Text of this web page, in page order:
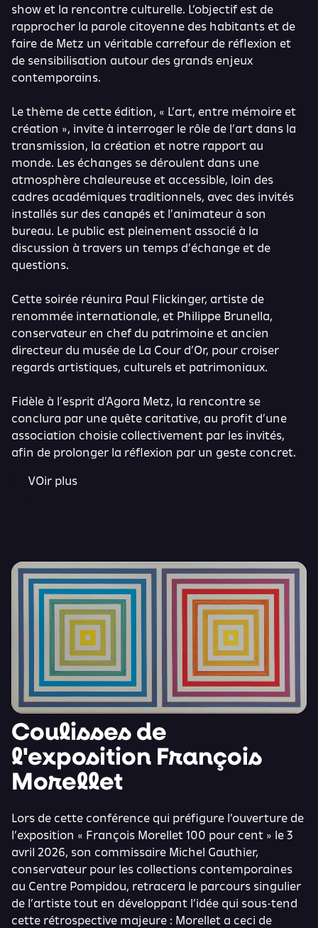
show et la rencontre culturelle. L’objectif est de
rapprocher la parole citoyenne des habitants et de
faire de Metz un véritable carrefour de réflexion et
de sensibilisation autour des grands enjeux
contemporains.
Le thème de cette édition, « L’art, entre mémoire et
création », invite à interroger le rôle de l’art dans la
transmission, la création et notre rapport au
monde. Les échanges se déroulent dans une
atmosphère chaleureuse et accessible, loin des
cadres académiques traditionnels, avec des invités
installés sur des canapés et l’animateur à son
bureau. Le public est pleinement associé à la
discussion à travers un temps d’échange et de
questions.
Cette soirée réunira Paul Flickinger, artiste de
renommée internationale, et Philippe Brunella,
conservateur en chef du patrimoine et ancien
directeur du musée de La Cour d’Or, pour croiser
regards artistiques, culturels et patrimoniaux.
Fidèle à l’esprit d’Agora Metz, la rencontre se
conclura par une quête caritative, au profit d’une
association choisie collectivement par les invités,
afin de prolonger la réflexion par un geste concret.
VOir plus
Coulisses de
l'exposition François
Morellet
Lors de cette conférence qui préfigure l’ouverture de
l’exposition « François Morellet 100 pour cent » le 3
avril 2026, son commissaire Michel Gauthier,
conservateur pour les collections contemporaines
au Centre Pompidou, retracera le parcours singulier
de l’artiste tout en développant l’idée qui sous-tend
cette rétrospective majeure : Morellet a ceci de